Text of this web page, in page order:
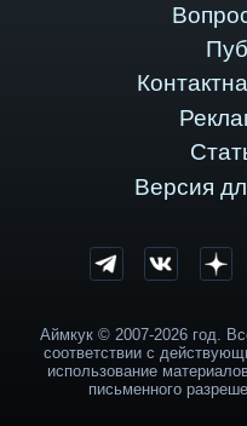
Версия
Аймкук © 2007-2026 год.
соответствии с
использование
письменного